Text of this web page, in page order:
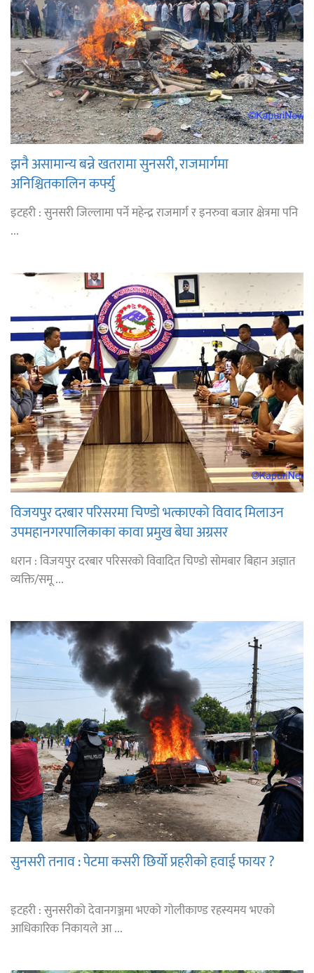
झनै असामान्य बन्ने खतरामा सुनसरी, राजमार्गमा
अनिश्चितकालिन कर्फ्यु
इटहरी : सुनसरी जिल्लामा पर्ने महेन्द्र राजमार्ग र इनरुवा बजार क्षेत्रमा पनि
...
विजयपुर दरबार परिसरमा चिण्डो भत्काएको विवाद मिलाउन
उपमहानगरपालिकाका कावा प्रमुख बेघा अग्रसर
धरान : विजयपुर दरबार परिसरको विवादित चिण्डो सोमबार बिहान अज्ञात
व्यक्ति/समू ...
सुनसरी तनाव : पेटमा कसरी छिर्यो प्रहरीको हवाई फायर ?
इटहरी : सुनसरीको देवानगञ्जमा भएको गोलीकाण्ड रहस्यमय भएको
आधिकारिक निकायले आ ...